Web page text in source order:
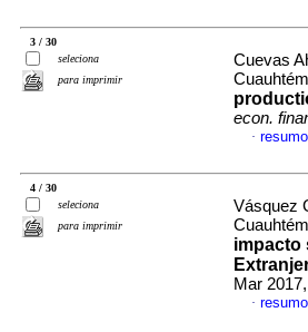
3 / 30
seleciona
para imprimir
Cuevas
econ.
·
4 / 30
seleciona
para imprimir
Vásquez
impacto
Mar
·